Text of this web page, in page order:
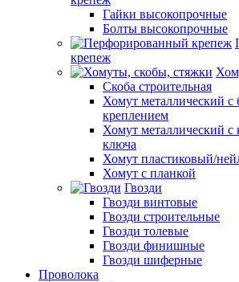
Гайки высокопрочные
Болты высокопрочные
крепеж
Скоба строительная
Хомут металлический с
креплением
Хомут металлический
ключа
Хомут пластиковый/
Хомут с планкой
Гвозди
Гвозди винтовые
Гвозди строительные
Гвозди толевые
Гвозди финишные
Гвозди шиферные
Проволока